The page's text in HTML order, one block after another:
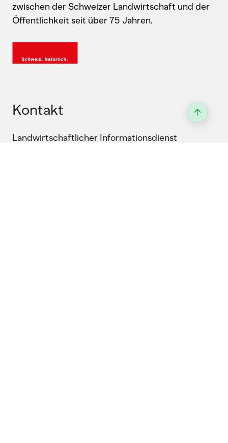
zwischen der Schweizer Landwirtschaft und der
Öffentlichkeit seit über 75 Jahren.
Kontakt
Landwirtschaftlicher Informationsdienst